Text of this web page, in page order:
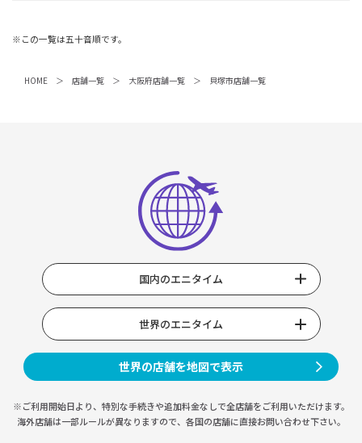
※この一覧は五十音順です。
HOME 店舗一覧 大阪府店舗一覧 貝塚市店舗一覧
国内のエニタイム
世界のエニタイム
世界の店舗を地図で表示
※ご利用開始日より、特別な手続きや追加料金なしで全店舗をご利用いただけます。
海外店舗は一部ルールが異なりますので、 各国の店舗に直接お問い合わせ下さい。